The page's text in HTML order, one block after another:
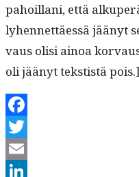
pahoil­lani, että
lyhen­net­täessä jäänyt
vaus olisi ain­oa
oli jäänyt tek­stistä pois.]
Facebook
Twitter
Email